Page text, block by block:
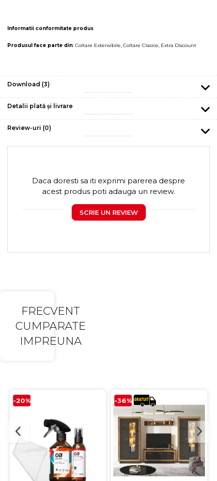
Informatii conformitate produs
Produsul face parte din: Coltare Extensibile, Coltare Clasice, Extra Discount
Download (3)
Detalii plată și livrare
Review-uri (0)
Daca doresti sa iti exprimi parerea despre
acest produs poti adauga un review.
SCRIE UN REVIEW
FRECVENT
CUMPARATE
IMPREUNA
-20% -36%